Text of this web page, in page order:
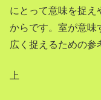
にとって意味を捉え
からです。室が意味
広く捉えるための参
上